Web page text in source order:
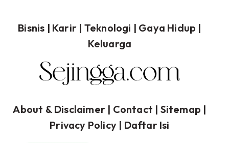
Bisnis | Karir | Teknologi | Gaya Hidup |
Keluarga
About & Disclaimer | Contact | Sitemap |
Privacy Policy | Daftar Isi